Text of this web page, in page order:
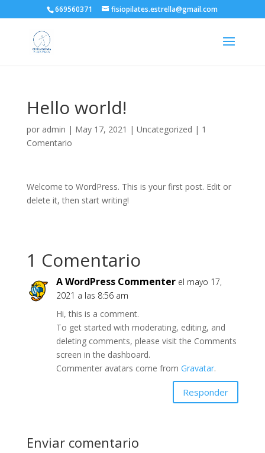
669560371 fisiopilates.estrella@gmail.com
Hello world!
por admin | May 17, 2021 | Uncategorized | 1
Comentario
Welcome to WordPress. This is your first post. Edit or
delete it, then start writing!
1 Comentario
A WordPress Commenter el mayo 17,
2021 a las 8:56 am
Hi, this is a comment.
To get started with moderating, editing, and
deleting comments, please visit the Comments
screen in the dashboard.
Commenter avatars come from Gravatar.
Responder
Enviar comentario